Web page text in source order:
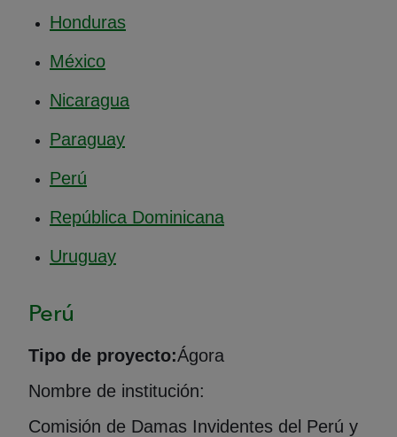
Honduras
México
Nicaragua
Paraguay
Perú
República Dominicana
Uruguay
Perú
Tipo de proyecto:Ágora
Nombre de institución:
Comisión de Damas Invidentes del Perú y